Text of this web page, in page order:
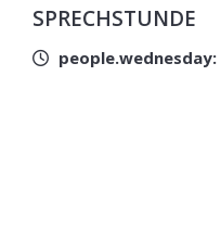
SPRECHSTUNDE
people.wednesday: